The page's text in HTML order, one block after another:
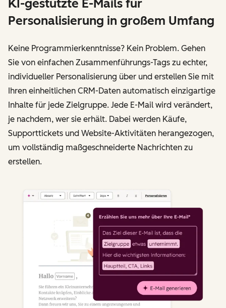
KI-gestützte E-Mails für
Personalisierung in großem Umfang
Keine Programmierkenntnisse? Kein Problem. Gehen
Sie von einfachen Zusammenführungs-Tags zu echter,
individueller Personalisierung über und erstellen Sie mit
Ihren einheitlichen CRM-Daten automatisch einzigartige
Inhalte für jede Zielgruppe. Jede E-Mail wird verändert,
je nachdem, wer sie erhält. Dabei werden Käufe,
Supporttickets und Website-Aktivitäten herangezogen,
um vollständig maßgeschneiderte Nachrichten zu
erstellen.